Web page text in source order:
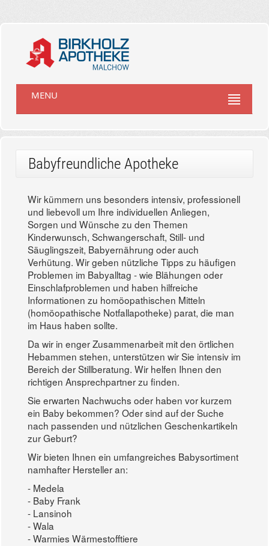
MENU
Babyfreundliche Apotheke
Wir kümmern uns besonders intensiv, professionell
und liebevoll um Ihre individuellen Anliegen,
Sorgen und Wünsche zu den Themen
Kinderwunsch, Schwangerschaft, Still- und
Säuglingszeit, Babyernährung oder auch
Verhütung. Wir geben nützliche Tipps zu häufigen
Problemen im Babyalltag - wie Blähungen oder
Einschlafproblemen und haben hilfreiche
Informationen zu homöopathischen Mitteln
(homöopathische Notfallapotheke) parat, die man
im Haus haben sollte.
Da wir in enger Zusammenarbeit mit den örtlichen
Hebammen stehen, unterstützen wir Sie intensiv im
Bereich der Stillberatung. Wir helfen Ihnen den
richtigen Ansprechpartner zu finden.
Sie erwarten Nachwuchs oder haben vor kurzem
ein Baby bekommen? Oder sind auf der Suche
nach passenden und nützlichen Geschenkartikeln
zur Geburt?
Wir bieten Ihnen ein umfangreiches Babysortiment
namhafter Hersteller an:
- Medela
- Baby Frank
- Lansinoh
- Wala
- Warmies Wärmestofftiere